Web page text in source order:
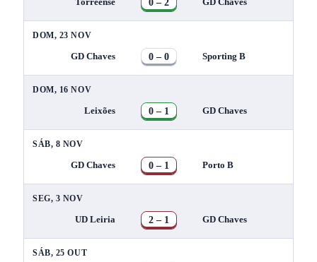
Torreense 0 – 2 GD Chaves
DOM, 23 NOV
GD Chaves 0 – 0 Sporting B
DOM, 16 NOV
Leixões 0 – 1 GD Chaves
SÁB, 8 NOV
GD Chaves 0 – 1 Porto B
SEG, 3 NOV
UD Leiria 2 – 1 GD Chaves
SÁB, 25 OUT